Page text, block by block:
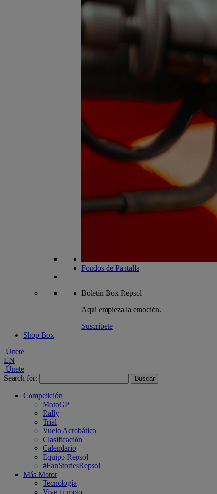
Fondos de Pantalla
Boletín Box Repsol
Aquí empieza la emoción.
Suscríbete
Shop Box
Únete
EN
Únete
Search for:
Competición
MotoGP
Rally
Trial
Vuelo Acrobático
Clasificación
Calendario
Equipo Repsol
#FanStoriesRepsol
Más Motor
Tecnología
Vive tu moto